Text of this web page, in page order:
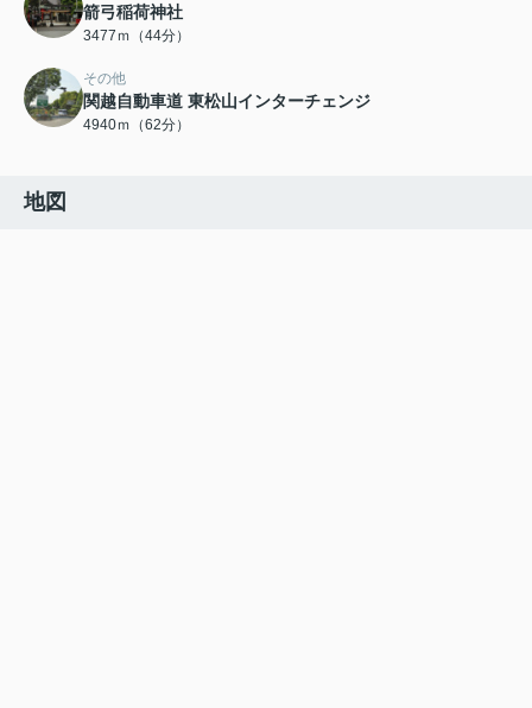
箭弓稲荷神社
3477ｍ（44分）
その他
関越自動車道 東松山インターチェンジ
4940ｍ（62分）
地図